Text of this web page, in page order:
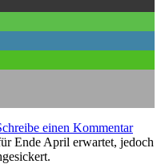
einen Kommentar
Ende April erwartet, jedoch